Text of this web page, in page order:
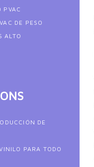
PVAC
DE PESO
ALTO
DE
PARA TODO